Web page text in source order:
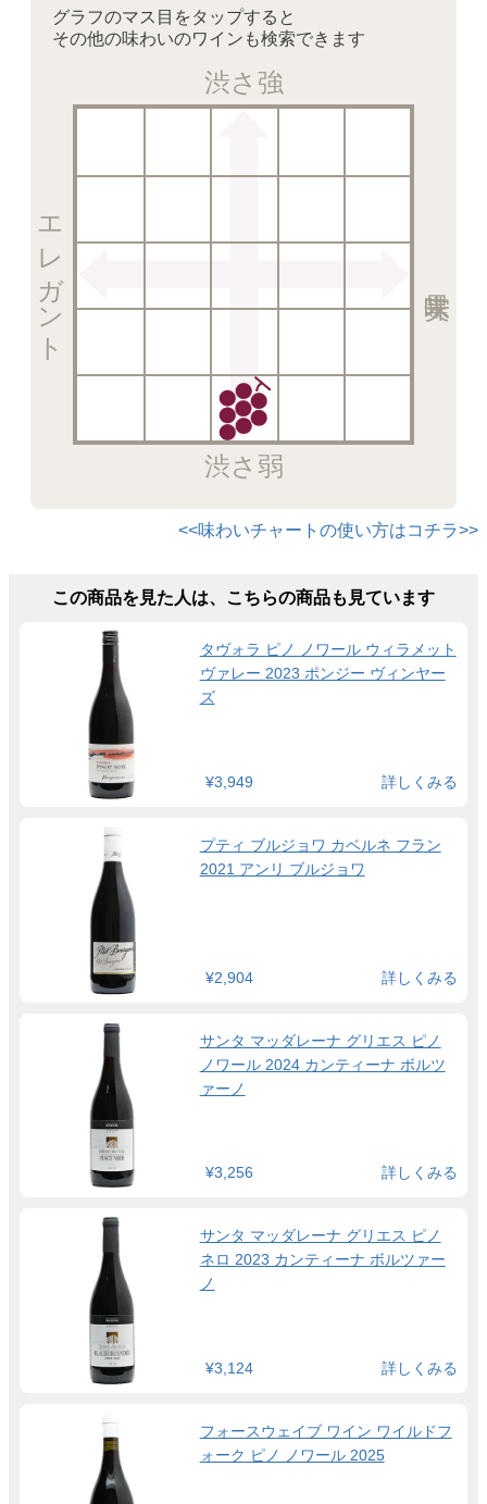
グラフのマス目をタップすると
その他の味わいのワインも検索できます
渋さ強
渋さ弱
エレガント
<<味わいチャートの使い方はコチラ>>
この商品を見た人は、こちらの商品も見ています
タヴォラ ピノ ノワール ウィラメット
ヴァレー 2023 ポンジー ヴィンヤー
ズ
¥3,949 詳しくみる
プティ ブルジョワ カベルネ フラン
2021 アンリ ブルジョワ
¥2,904 詳しくみる
サンタ マッダレーナ グリエス ピノ
ノワール 2024 カンティーナ ボルツ
ァーノ
¥3,256 詳しくみる
サンタ マッダレーナ グリエス ピノ
ネロ 2023 カンティーナ ボルツァー
ノ
¥3,124 詳しくみる
フォースウェイブ ワイン ワイルドフ
ォーク ピノ ノワール 2025